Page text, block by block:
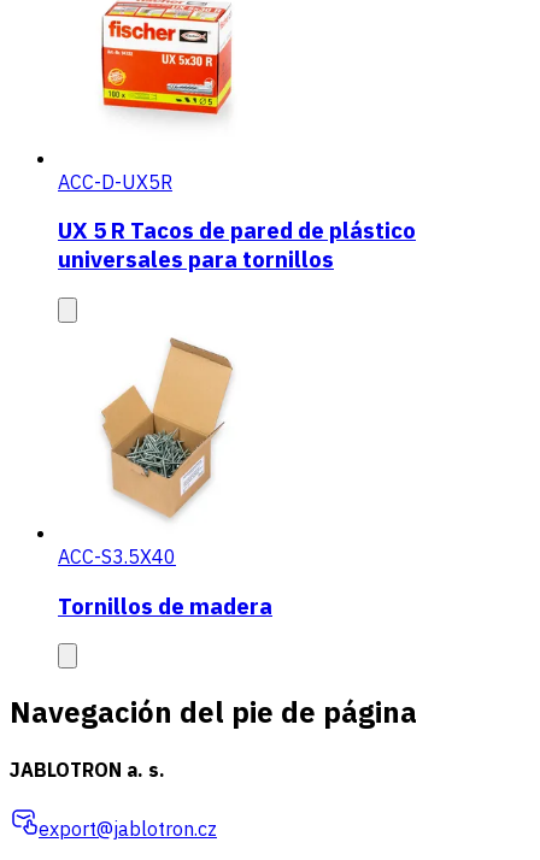
ACC-D-UX5R
UX 5 R Tacos de pared de plástico
universales para tornillos
ACC-S3.5X40
Tornillos de madera
Navegación del pie de página
JABLOTRON a. s.
export@jablotron.cz